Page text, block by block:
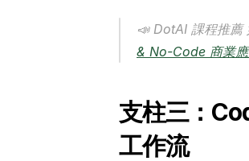
📣 DotAI 課程推薦
& No-Code 商業應
支柱三：
工作流